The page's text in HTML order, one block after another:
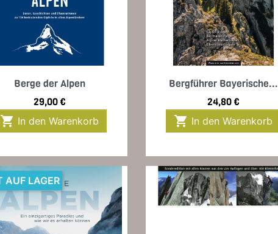
Vorschau
Berge der Alpen
Preis
29,00 €
 In den Warenkorb
 Vorschau
Bergführer Bayerische...
Preis
24,80 €
 In den Warenkorb
AUF LAGER